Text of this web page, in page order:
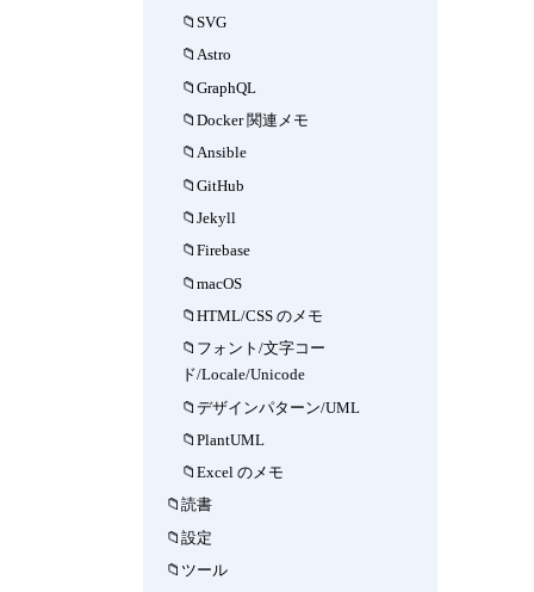
SVG
Astro
GraphQL
Docker 関連メモ
Ansible
GitHub
Jekyll
Firebase
macOS
HTML/CSS のメモ
フォント/文字コー
ド/Locale/Unicode
デザインパターン/UML
PlantUML
Excel のメモ
読書
設定
ツール